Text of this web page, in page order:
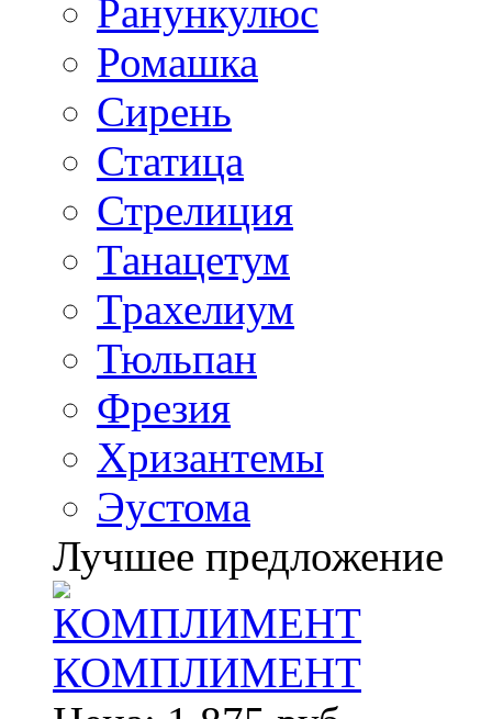
Ранункулюс
Ромашка
Сирень
Статица
Стрелиция
Танацетум
Трахелиум
Тюльпан
Фрезия
Хризантемы
Эустома
Лучшее предложение
КОМПЛИМЕНТ